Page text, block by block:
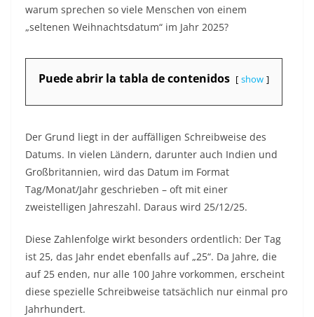
warum sprechen so viele Menschen von einem
„seltenen Weihnachtsdatum“ im Jahr 2025?
Puede abrir la tabla de contenidos show
Der Grund liegt in der auffälligen Schreibweise des
Datums. In vielen Ländern, darunter auch Indien und
Großbritannien, wird das Datum im Format
Tag/Monat/Jahr geschrieben – oft mit einer
zweistelligen Jahreszahl. Daraus wird 25/12/25.
Diese Zahlenfolge wirkt besonders ordentlich: Der Tag
ist 25, das Jahr endet ebenfalls auf „25“. Da Jahre, die
auf 25 enden, nur alle 100 Jahre vorkommen, erscheint
diese spezielle Schreibweise tatsächlich nur einmal pro
Jahrhundert.